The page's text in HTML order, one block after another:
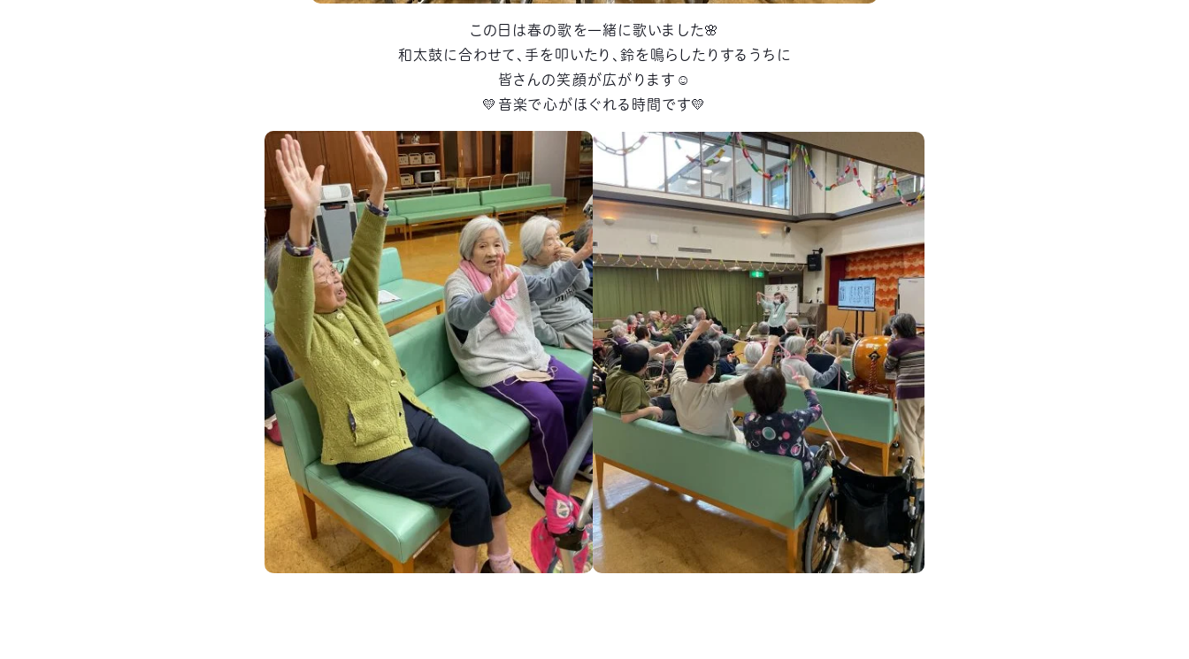
この日は春の歌を一緒に歌いました🌸
和太鼓に合わせて、手を叩いたり、鈴を鳴らしたりするうちに
皆さんの笑顔が広がります☺
💛音楽で心がほぐれる時間です💛